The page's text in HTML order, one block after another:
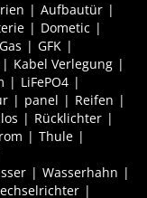
Aufbautür
Dometic
Gas
GFK
Kabel Verlegung
LiFePO4
panel
Reifen
Rücklichter
Thule
Wasserhahn